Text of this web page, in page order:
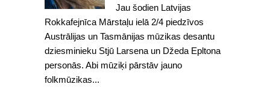
Jau šodien Latvijas
Rokkafejnīca Mārstaļu ielā 2/4 piedzīvos
Austrālijas un Tasmānijas mūzikas desantu
dziesminieku Stjū Larsena un Džeda Epltona
personās. Abi mūziķi pārstāv jauno
folkmūzikas...